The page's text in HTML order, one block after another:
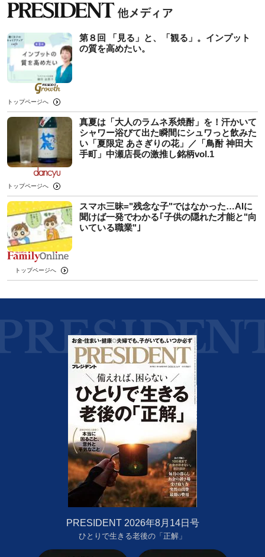
第８回 「見る」と、「観る」。インプット
の質を高めたい。
トップページへ
真夏は「大人のラムネ系焼酎」を！汗かいて
シャワー浴びて出た瞬間にシュワっと飲みた
い「夏限定 あさぎりの花」／「鳥酎 神田大
手町」中瀬店長の激推し銘柄vol.1
トップページへ
スマホ三昧="残念な子"ではなかった…AIに
聞けば一発でわかる｢子供の隠れた才能と"向
いている職業"｣
トップページへ
PRESIDENT 2026年8月14日号
ひとりで生きる老後の「正解」